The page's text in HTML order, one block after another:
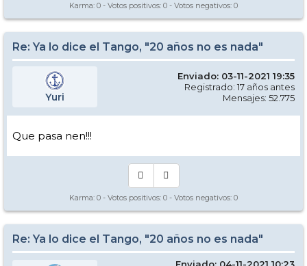
Karma: 0 - Votos positivos: 0 - Votos negativos: 0
Re: Ya lo dice el Tango, "20 años no es nada"
Yuri
Enviado: 03-11-2021 19:35
Registrado: 17 años antes
Mensajes: 52.775
Que pasa nen!!!
Karma: 0 - Votos positivos: 0 - Votos negativos: 0
Re: Ya lo dice el Tango, "20 años no es nada"